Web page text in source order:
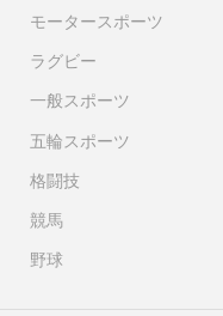
モータースポーツ
ラグビー
一般スポーツ
五輪スポーツ
格闘技
競馬
野球